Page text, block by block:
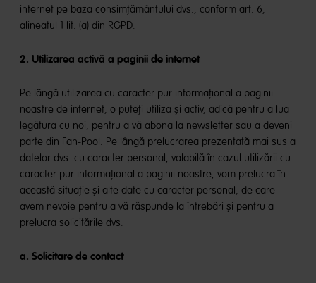
internet pe baza consimțământului dvs., conform art. 6,
alineatul 1 lit. (a) din RGPD.
2. Utilizarea activă a paginii de internet
Pe lângă utilizarea cu caracter pur informațional a paginii
noastre de internet, o puteți utiliza și activ, adică pentru a lua
legătura cu noi, pentru a vă abona la newsletter sau a deveni
parte din Fan-Pool. Pe lângă prelucrarea prezentată mai sus a
datelor dvs. cu caracter personal, valabilă în cazul utilizării cu
caracter pur informațional a paginii noastre, vom prelucra în
această situație și alte date cu caracter personal, de care
avem nevoie pentru a vă răspunde la întrebări și pentru a
prelucra solicitările dvs.
a. Solicitare de contact